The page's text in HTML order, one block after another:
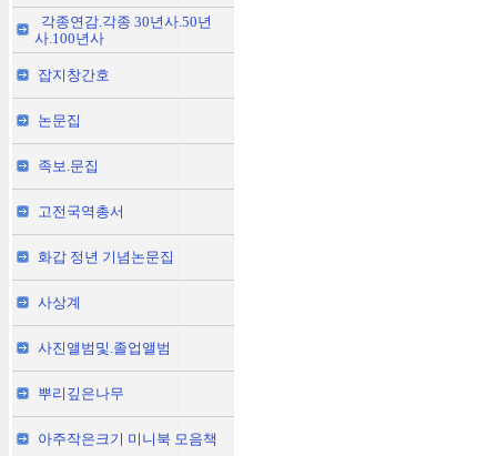
각종연감.각종 30년사.50년
사.100년사
잡지창간호
논문집
족보.문집
고전국역총서
화갑 정년 기념논문집
사상계
사진앨범및.졸업앨범
뿌리깊은나무
아주작은크기 미니북 모음책